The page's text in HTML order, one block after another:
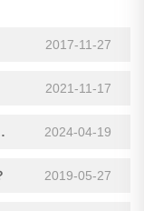
2017-11-27
2021-11-17
多重益处 2024-04-19
2019-05-27